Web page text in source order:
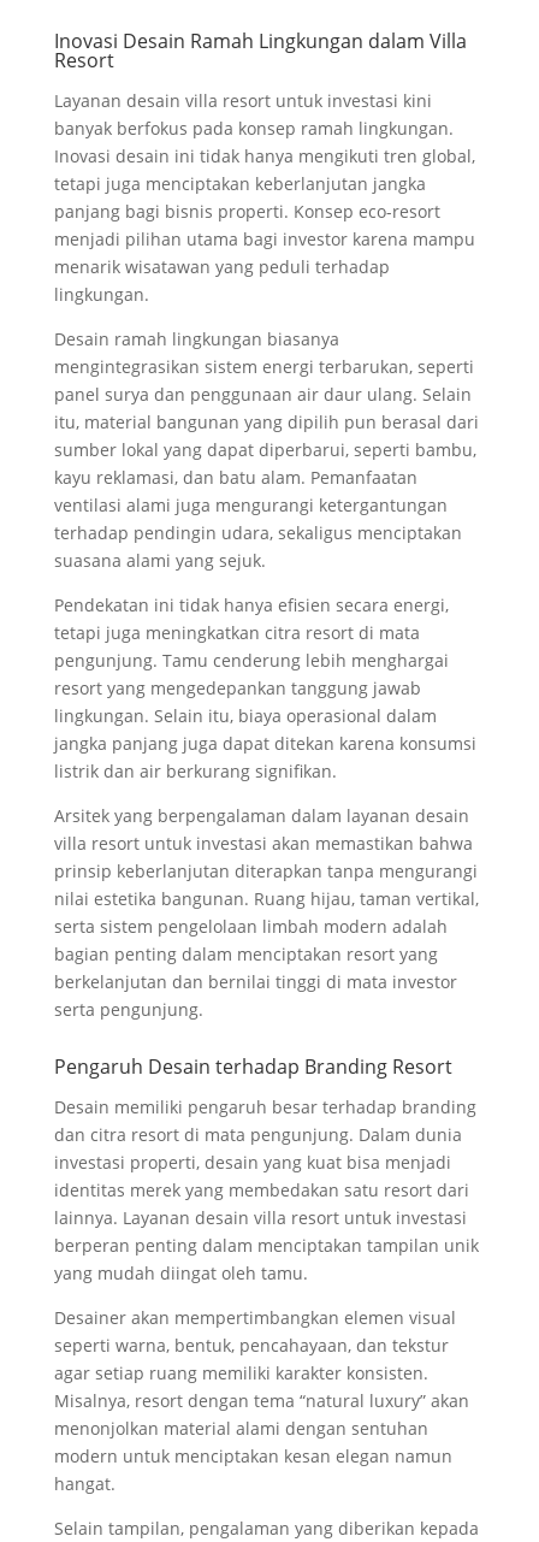
Inovasi Desain Ramah Lingkungan dalam Villa
Resort
Layanan desain villa resort untuk investasi kini
banyak berfokus pada konsep ramah lingkungan.
Inovasi desain ini tidak hanya mengikuti tren global,
tetapi juga menciptakan keberlanjutan jangka
panjang bagi bisnis properti. Konsep eco-resort
menjadi pilihan utama bagi investor karena mampu
menarik wisatawan yang peduli terhadap
lingkungan.
Desain ramah lingkungan biasanya
mengintegrasikan sistem energi terbarukan, seperti
panel surya dan penggunaan air daur ulang. Selain
itu, material bangunan yang dipilih pun berasal dari
sumber lokal yang dapat diperbarui, seperti bambu,
kayu reklamasi, dan batu alam. Pemanfaatan
ventilasi alami juga mengurangi ketergantungan
terhadap pendingin udara, sekaligus menciptakan
suasana alami yang sejuk.
Pendekatan ini tidak hanya efisien secara energi,
tetapi juga meningkatkan citra resort di mata
pengunjung. Tamu cenderung lebih menghargai
resort yang mengedepankan tanggung jawab
lingkungan. Selain itu, biaya operasional dalam
jangka panjang juga dapat ditekan karena konsumsi
listrik dan air berkurang signifikan.
Arsitek yang berpengalaman dalam layanan desain
villa resort untuk investasi akan memastikan bahwa
prinsip keberlanjutan diterapkan tanpa mengurangi
nilai estetika bangunan. Ruang hijau, taman vertikal,
serta sistem pengelolaan limbah modern adalah
bagian penting dalam menciptakan resort yang
berkelanjutan dan bernilai tinggi di mata investor
serta pengunjung.
Pengaruh Desain terhadap Branding Resort
Desain memiliki pengaruh besar terhadap branding
dan citra resort di mata pengunjung. Dalam dunia
investasi properti, desain yang kuat bisa menjadi
identitas merek yang membedakan satu resort dari
lainnya. Layanan desain villa resort untuk investasi
berperan penting dalam menciptakan tampilan unik
yang mudah diingat oleh tamu.
Desainer akan mempertimbangkan elemen visual
seperti warna, bentuk, pencahayaan, dan tekstur
agar setiap ruang memiliki karakter konsisten.
Misalnya, resort dengan tema “natural luxury” akan
menonjolkan material alami dengan sentuhan
modern untuk menciptakan kesan elegan namun
hangat.
Selain tampilan, pengalaman yang diberikan kepada